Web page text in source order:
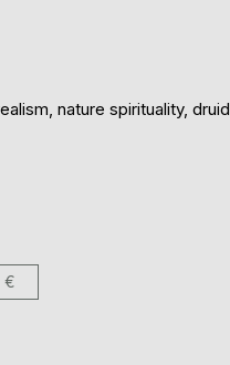
nature spirituality,
€